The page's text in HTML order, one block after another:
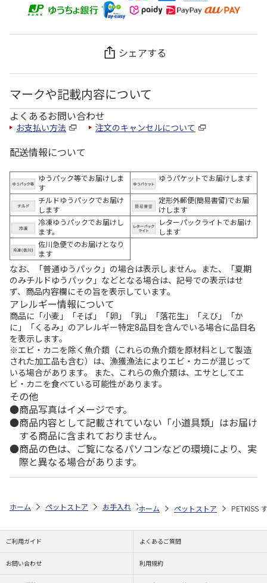
シェアする
マークや記載内容について
よくあるお問い合わせ
お支払い方法 注文のキャンセルについて
配送情報について
ゆうパック等でお届けしま
す
ゆうパケットでお届けします
チルドゆうパックでお届け
します
定形外郵便(簡易書留)でお届
けします
冷凍ゆうパックでお届けし
ます。
レターパックライトでお届け
します
佐川急便でのお届けとなり
ます
なお、「普通ゆうパック」の場合は表示しません。また、「夏期
のみチルドゆうパック」などとなる場合は、記号での表示はせ
ず、商品内容欄にその旨を表示しています。
アレルギー情報について
商品に「小麦」「そば」「卵」「乳」「落花生」「えび」「か
に」「くるみ」のアレルギー特定8品目を含んでいる場合に品目名
を表示します。
※エビ・カニを除く魚介類（これらの魚介類を原材料として製造
された加工品も含む）は、漁獲漁法によりエビ・カニが混じって
いる場合があります。 また、これらの魚介類は、エサとしてエ
ビ・カニを食べている可能性があります。
その他
商品写真はイメージです。
商品内容として記載されていない「小道具類」はお届け
する商品に含まれておりません。
商品の色は、ご覧になるパソコンなどの環境により、実
際と異なる場合があります。
ホーム ペットストア お手入れ デンタル用品（猫用） PETKISS
ホーム ペットストア PETKISS
ご利用ガイド よくあるご質問
お問い合わせ 利用規約